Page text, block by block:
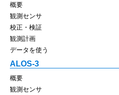
概要
観測センサ
校正・検証
観測計画
データを使う
ALOS-3
概要
観測センサ